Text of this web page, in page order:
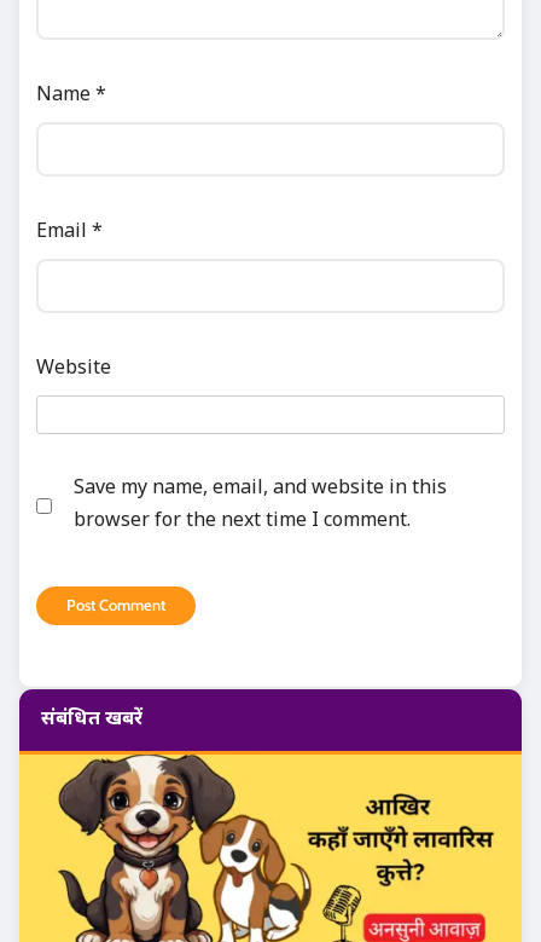
Name*
Email *
Website
Save my name, email, and website in this
browser for the next time I comment.
संबंधित खबरें